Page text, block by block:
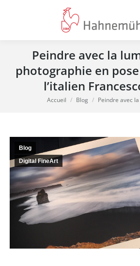
Peindre avec la
photographie en
l’italien
Vous êtes ici :
Accueil Blog Peindre avec
Blog
Digital FineArt